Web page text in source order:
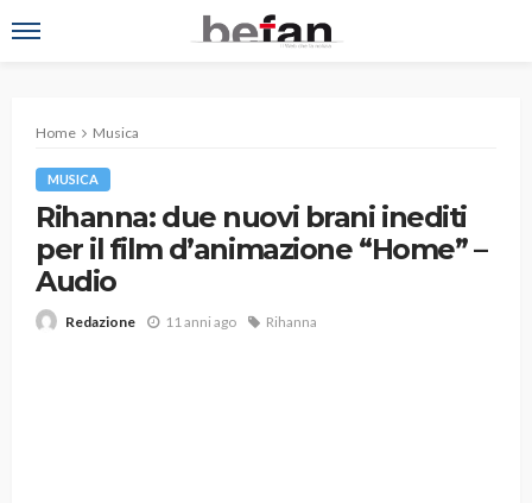
Home Musica
MUSICA
Rihanna: due nuovi brani inediti
per il film d’animazione “Home” –
Audio
Redazione 11 anni ago Rihanna